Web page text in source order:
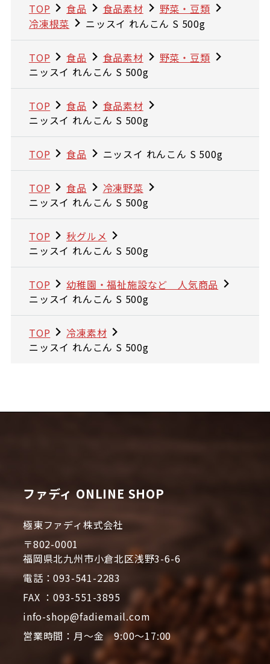
TOP 食品 食品素材
野菜・豆類
冷凍根菜
ニッスイ れんこん S 500g
TOP 食品 食品素材
野菜・豆類
ニッスイ れんこん S 500g
TOP 食品
食品素材
ニッスイ れんこん S 500g
TOP 食品 ニッスイ れんこん S 500g
TOP 食品
冷凍野菜
ニッスイ れんこん S 500g
TOP
秋グルメ
ニッスイ れんこん S 500g
TOP
幼稚園・福祉施設など 人気商品
ニッスイ れんこん S 500g
TOP
冷凍素材
ニッスイ れんこん S 500g
ファディ ONLINE SHOP
極東ファディ株式会社
〒802-0001
福岡県北九州市小倉北区浅野3-6-6
電話：093-541-2283
FAX ：093-551-3895
info-shop@fadiemail.com
営業時間：月～金 9:00～17:00